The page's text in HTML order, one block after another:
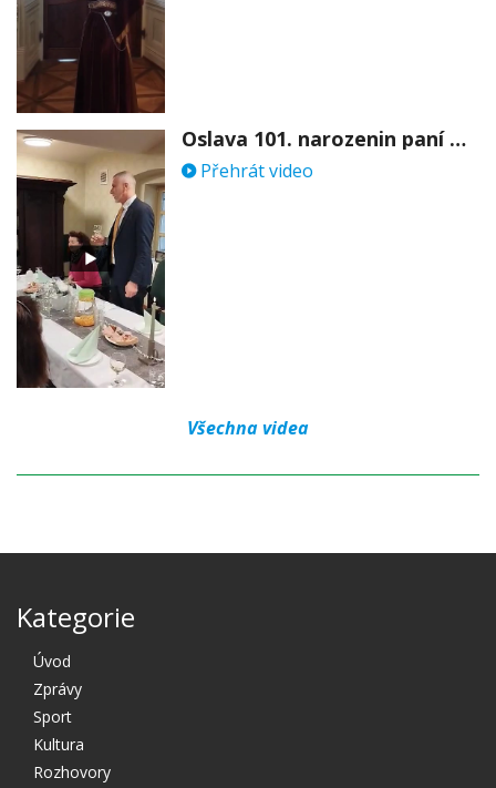
Oslava 101. narozenin paní Věry Skořepové
Přehrát video
Všechna videa
Kategorie
Úvod
Zprávy
Sport
Kultura
Rozhovory